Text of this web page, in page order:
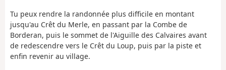
Tu peux rendre la randonnée plus difficile en montant
jusqu'au Crêt du Merle, en passant par la Combe de
Borderan, puis le sommet de l'Aiguille des Calvaires avant
de redescendre vers le Crêt du Loup, puis par la piste et
enfin revenir au village.